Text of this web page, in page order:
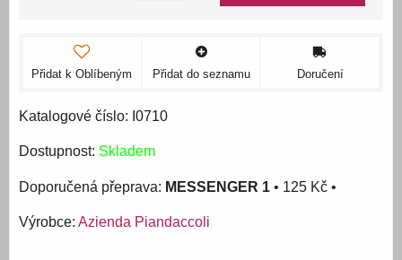
Přidat k Oblíbeným Přidat do seznamu Doručení
Katalogové číslo: I0710
Dostupnost: Skladem
MESSENGER 1 • 125 Kč •
Výrobce: Azienda Piandaccoli